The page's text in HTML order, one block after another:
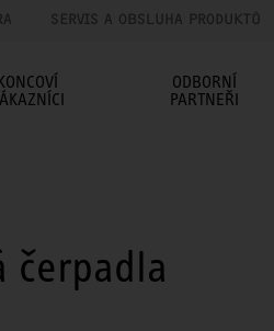
SERVIS A OBSLUHA PRODUKTŮ
ODBORNÍ
PARTNEŘI
čerpadla